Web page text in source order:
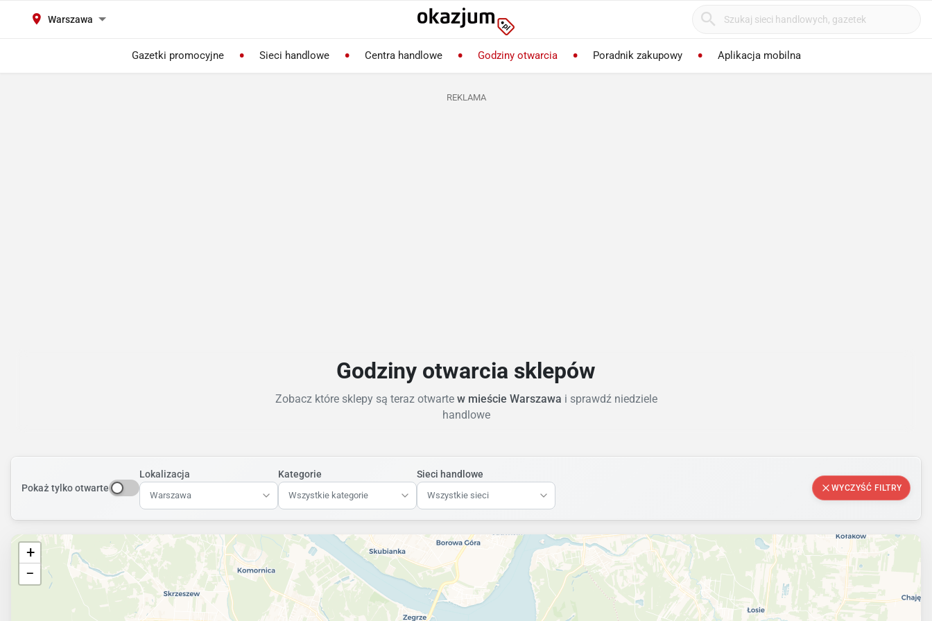
Warszawa
Gazetki promocyjne Sieci handlowe Centra handlowe Godziny otwarcia Poradnik zakupowy Aplikacja mobilna
REKLAMA
Godziny otwarcia sklepów
Zobacz które sklepy są teraz otwartew mieście Warszawa i sprawdź niedziele
handlowe
Pokaż tylko otwarte
Lokalizacja
Warszawa
Kategorie
Wszystkie kategorie
Sieci handlowe
Wszystkie sieci
WYCZYŚĆ FILTRY
+
−